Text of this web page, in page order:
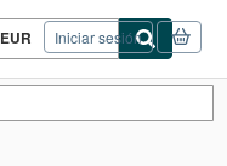
EUR
Preferencias
de
del
Iniciar sesión